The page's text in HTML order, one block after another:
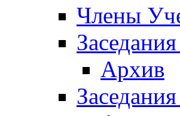
Члены
Архив